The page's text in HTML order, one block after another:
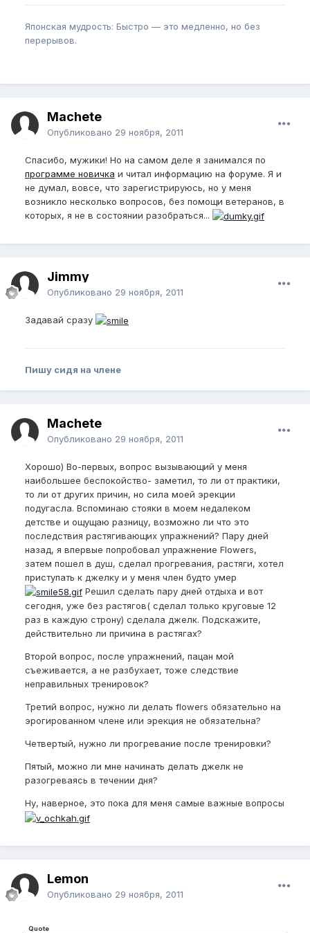
Японская мудрость: Быстро — это медленно, но без
перерывов.
Machete
Опубликовано 29 ноября, 2011
Спасибо, мужики! Но на самом деле я занимался по
программе новичка и читал информацию на форуме. Я и
не думал, вовсе, что зарегистрируюсь, но у меня
возникло несколько вопросов, без помощи ветеранов, в
которых, я не в состоянии разобраться...
Jimmy
Опубликовано 29 ноября, 2011
Задавай сразу
Пишу сидя на члене
Machete
Опубликовано 29 ноября, 2011
Хорошо) Во-первых, вопрос вызывающий у меня
наибольшее беспокойство- заметил, то ли от практики,
то ли от других причин, но сила моей эрекции
подугасла. Вспоминаю стояки в моем недалеком
детстве и ощущаю разницу, возможно ли что это
последствия растягивающих упражнений? Пару дней
назад, я впервые попробовал упражнение Flowers,
затем пошел в душ, сделал прогревания, растяги, хотел
приступать к джелку и у меня член будто умер
Решил сделать пару дней отдыха и вот
сегодня, уже без растягов( сделал только круговые 12
раз в каждую строну) сделала джелк. Подскажите,
действительно ли причина в растягах?
Второй вопрос, после упражнений, пацан мой
съеживается, а не разбухает, тоже следствие
неправильных тренировок?
Третий вопрос, нужно ли делать flowers обязательно на
эрогированном члене или эрекция не обязательна?
Четвертый, нужно ли прогревание после тренировки?
Пятый, можно ли мне начинать делать джелк не
разогреваясь в течении дня?
Ну, наверное, это пока для меня самые важные вопросы
Lemon
Опубликовано 29 ноября, 2011
Quote